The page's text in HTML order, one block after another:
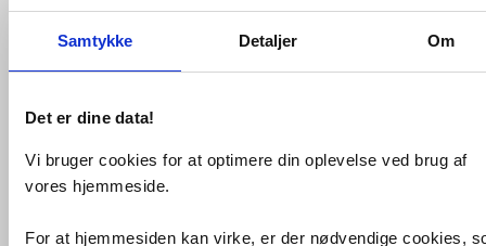
Samtykke Detaljer Om
Det er dine data!
Vi bruger cookies for at optimere din oplevelse ved brug af
vores hjemmeside.
For at hjemmesiden kan virke, er der nødvendige cookies,
Mat sort
VVS nr. 784405931